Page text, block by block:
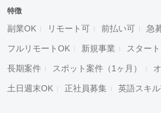
特徴
副業OK リモート可 前払い可 急
フルリモートOK 新規事業 スター
長期案件 スポット案件（1ヶ月）
土日週末OK 正社員募集 英語スキ